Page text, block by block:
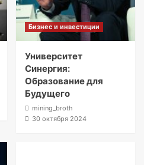
Бизнес и инвестиции
Университет
Синергия:
Образование для
Будущего
mining_broth
30 октября 2024